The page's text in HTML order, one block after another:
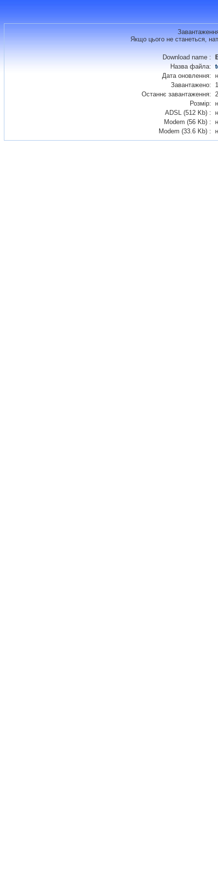
Якщо цього не станеться,
Download name :
Назва файла:
Дата оновлення:
Завантажено:
Останнє завантаження:
Розмір:
ADSL (512 Kb) :
Modem (56 Kb) :
Modem (33.6 Kb) :